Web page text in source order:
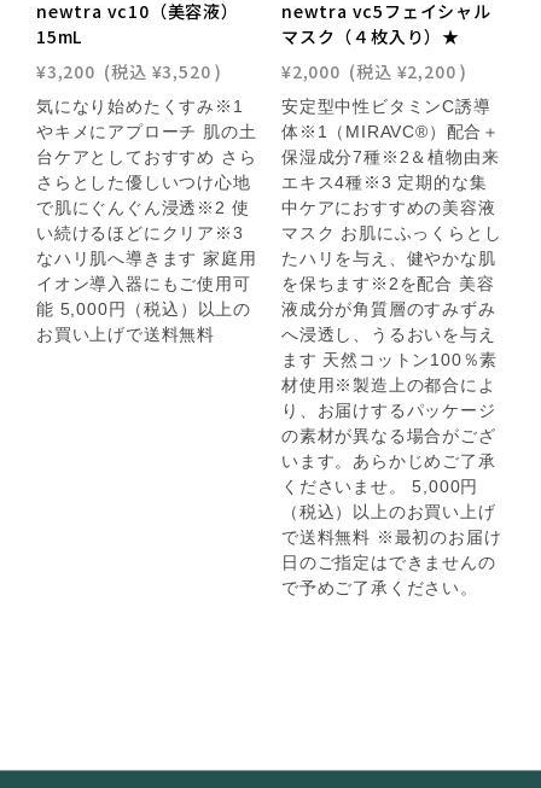
newtra vc10（美容液）
15mL
¥3,200 (税込 ¥3,520 )
気になり始めたくすみ※1
やキメにアプローチ 肌の土
台ケアとしておすすめ さら
さらとした優しいつけ心地
で肌にぐんぐん浸透※2 使
い続けるほどにクリア※3
なハリ肌へ導きます 家庭用
イオン導入器にもご使用可
能 5,000円（税込）以上の
お買い上げで送料無料
newtra vc5フェイシャル
マスク（４枚入り）★
¥2,000 (税込 ¥2,200 )
安定型中性ビタミンC誘導
体※1（MIRAVC®️）配合＋
保湿成分7種※2＆植物由来
エキス4種※3 定期的な集
中ケアにおすすめの美容液
マスク お肌にふっくらとし
たハリを与え、健やかな肌
を保ちます※2を配合 美容
液成分が角質層のすみずみ
へ浸透し、うるおいを与え
ます 天然コットン100％素
材使用※製造上の都合によ
り、お届けするパッケージ
の素材が異なる場合がござ
います。あらかじめご了承
くださいませ。 5,000円
（税込）以上のお買い上げ
で送料無料 ※最初のお届け
日のご指定はできませんの
で予めご了承ください。